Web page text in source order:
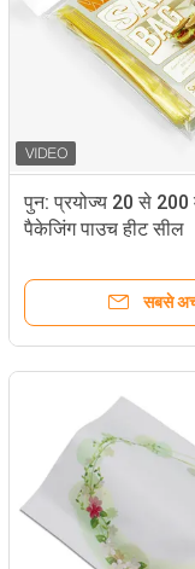
पुन: प्रयोज्य 20 से 200
पैकेजिंग पाउच हीट सील
सबसे